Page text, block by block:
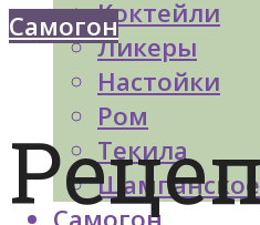
Коктейли
Ликеры
Настойки
Ром
Текила
Шампанское
Самогон